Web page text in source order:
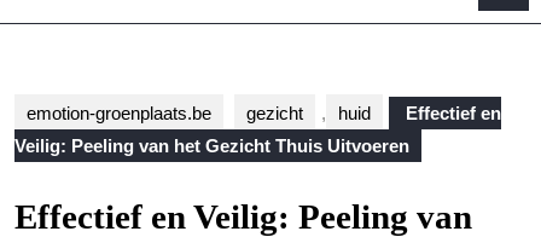
emotion-groenplaats.be gezicht , huid
Effectief en
Veilig: Peeling van het Gezicht Thuis Uitvoeren
Effectief en Veilig: Peeling van